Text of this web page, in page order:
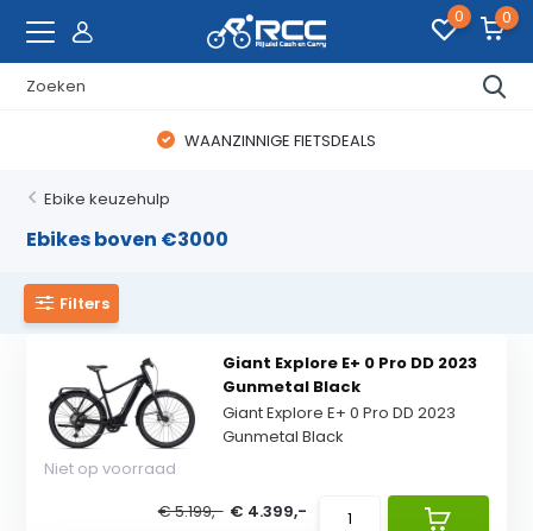
0 0
WAANZINNIGE FIETSDEALS
Ebike keuzehulp
Ebikes boven €3000
Filters
Giant Explore E+ 0 Pro DD 2023
Gunmetal Black
Giant Explore E+ 0 Pro DD 2023
Gunmetal Black
Niet op voorraad
€ 5.199,- € 4.399,-